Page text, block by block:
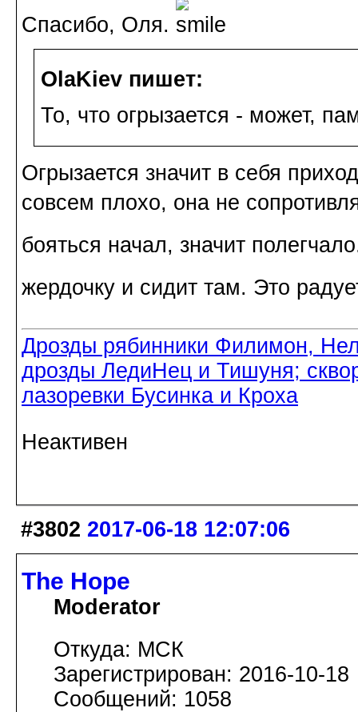
Спасибо, Оля.
OlaKiev пишет:
То, что огрызается - может,
Огрызается значит в себя
совсем плохо, она не
бояться начал, значит
жердочку и сидит там. Это
Дрозды рябинники Филимон,
дрозды ЛедиНец и Тишуня;
лазоревки Бусинка и Кроха
Неактивен
#3802 2017-06-18 12:07:06
The Hope
Moderator
Откуда: МСК
Зарегистрирован: 2016-10-18
Сообщений: 1058